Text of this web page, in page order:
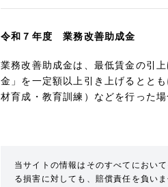
令和７年度 業務改善助成金
業務改善助成金は、最低賃金の引
金」を一定額以上引き上げるとと
材育成・教育訓練）などを行った
当サイトの情報はそのすべてにおい
る損害に対しても、賠償責任を負い